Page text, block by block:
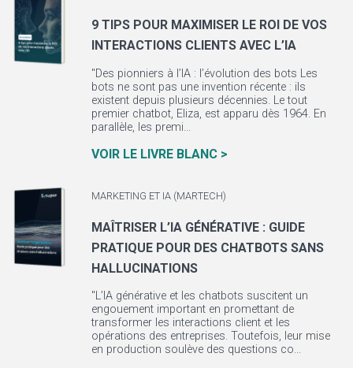
9 TIPS POUR MAXIMISER LE ROI DE VOS
INTERACTIONS CLIENTS AVEC L’IA
"Des pionniers à l’IA : l’évolution des bots Les
bots ne sont pas une invention récente : ils
existent depuis plusieurs décennies. Le tout
premier chatbot, Eliza, est apparu dès 1964. En
parallèle, les premi...
VOIR LE LIVRE BLANC >
MARKETING ET IA (MARTECH)
MAÎTRISER L’IA GÉNÉRATIVE : GUIDE
PRATIQUE POUR DES CHATBOTS SANS
HALLUCINATIONS
"L’IA générative et les chatbots suscitent un
engouement important en promettant de
transformer les interactions client et les
opérations des entreprises. Toutefois, leur mise
en production soulève des questions co...